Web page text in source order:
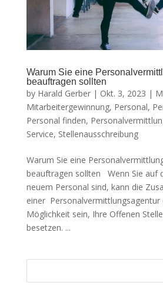
Warum Sie eine
beauftragen sollten
by Harald Gerber| Okt. 3, 2023 |
Mitarbeitergewinnung, Personal,
Personal finden,
Service, Stellenausschreibung
Warum Sie eine
beauftragen sollten Wenn Sie auf
neuem Personal sind, kann die
einer Personalvermittlungsagentur
Möglichkeit sein, Ihre Offenen
besetzen. ...